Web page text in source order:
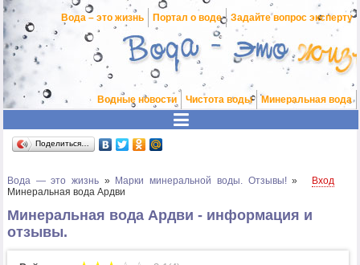
Вода – это жизнь Портал о воде Задайте вопрос эксперту
Водные новости Чистота воды Минеральная вода
Поделиться…
Вода — это жизнь » Марки минеральной воды. Отзывы!»
Минеральная вода Ардви
Вход
Минеральная вода Ардви - информация и
отзывы.